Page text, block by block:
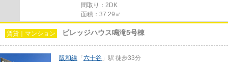
間取り：2DK
面積：37.29㎡
賃貸｜マンション ビレッジハウス鳴滝5号棟
阪和線 「 六十谷 」駅 徒歩33分